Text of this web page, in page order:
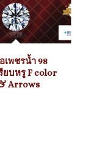
เพชรน้ำ 98
ยบหรู F color
Arrows